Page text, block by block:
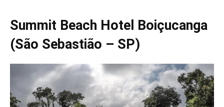
Summit Beach Hotel Boiçucanga
(São Sebastião – SP)